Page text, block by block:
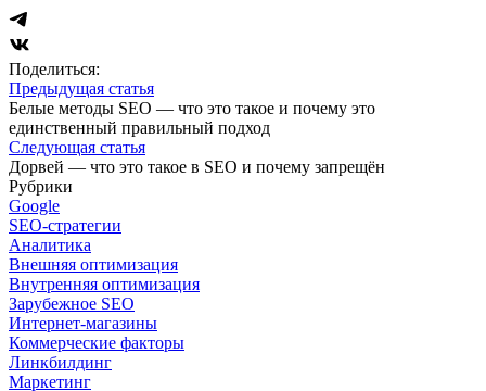
Поделиться:
Предыдущая статья
Белые методы SEO — что это такое и почему это
единственный правильный подход
Следующая статья
Дорвей — что это такое в SEO и почему запрещён
Рубрики
Google
SEO-стратегии
Аналитика
Внешняя оптимизация
Внутренняя оптимизация
Зарубежное SEO
Интернет-магазины
Коммерческие факторы
Линкбилдинг
Маркетинг